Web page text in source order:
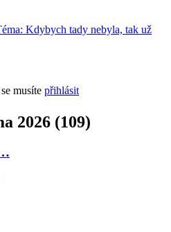
Kdybych tady nebyla, tak už
musíte přihlásit
2026 (109)